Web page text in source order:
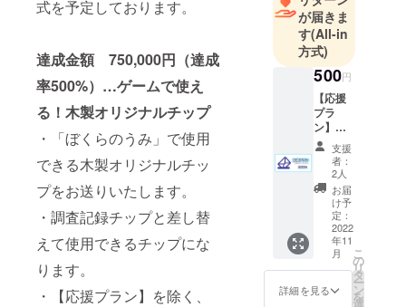
式を予定しております。
達成金額 750,000円（達成
率500%）…ゲームで使え
る！木製オリジナルチップ
・「ぼくらのうみ」で使用
できる木製オリジナルチッ
プをお送りいたします。
・調査記録チップと差し替
えて使用できるチップにな
ります。
・【応援プラン】を除く、
が届きま
す(All-in
方式)
500円
【応援
プラ
ン】
『ぼく
らのう
み』を
応援し
たい方
向けの
プラン
です。
プロ
ジェク
ト終了
後、
支援
者：
2人
お届
け予
定：
2022
年11
月
詳細を見る
こ
の
リ
タ
ー
ン
を